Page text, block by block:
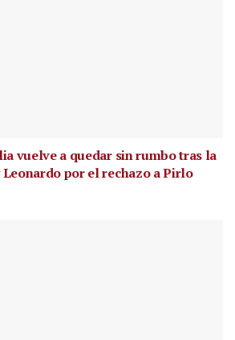
vuelve a quedar sin rumbo tras la
por el rechazo a Pirlo